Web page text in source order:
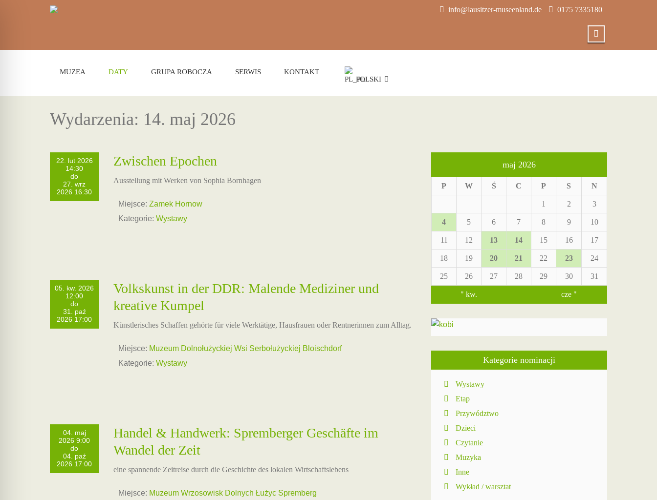
info@lausitzer-museenland.de 0175 7335180
MUZEA DATY GRUPA ROBOCZA SERWIS
KONTAKT
POLSKI
Wydarzenia: 14. maj 2026
22. lut 2026
14:30
do
27. wrz
2026 16:30
Zwischen Epochen
Ausstellung mit Werken von Sophia Bornhagen
Miejsce: Zamek Hornow
Kategorie: Wystawy
05. kw. 2026
12:00
do
31. paź
2026 17:00
Volkskunst in der DDR: Malende Mediziner und
kreative Kumpel
Künstlerisches Schaffen gehörte für viele Werktätige, Hausfrauen oder Rentnerinnen zum Alltag.
Miejsce: Muzeum Dolnołużyckiej Wsi Serbołużyckiej Bloischdorf
Kategorie: Wystawy
04. maj
2026 9:00
do
04. paź
2026 17:00
Handel & Handwerk: Spremberger Geschäfte im
Wandel der Zeit
eine spannende Zeitreise durch die Geschichte des lokalen Wirtschaftslebens
Miejsce: Muzeum Wrzosowisk Dolnych Łużyc Spremberg
maj 2026
P W Ś C P S N
1 2 3
4 5 6 7 8 9 10
11 12 13 14 15 16 17
18 19 20 21 22 23 24
25 26 27 28 29 30 31
" kw. cze "
Kategorie nominacji
Wystawy
Etap
Przywództwo
Dzieci
Czytanie
Muzyka
Inne
Wykład / warsztat